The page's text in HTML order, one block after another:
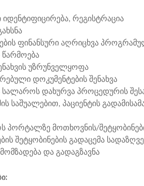
რეგისტრაცია
ფინანსური აღრიცხვა
უზრუნველყოფა
დოკუმენტების შენახვა
დახურვა პროცედურის
პაციენტის
მოთხოვნის/
შეტყობინების გადაცემა
და გადაგზავნა